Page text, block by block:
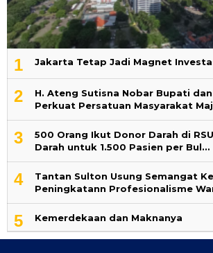
1 Jakarta Tetap Jadi Magnet
2
H. Ateng Sutisna Nobar Bupati
Perkuat Persatuan Masyarakat
3
500 Orang Ikut Donor Darah di
Darah untuk 1.500 Pasien per Bul…
4
‎Tantan Sulton Usung Semangat
Peningkatann Profesionalisme
5 Kemerdekaan dan Maknanya